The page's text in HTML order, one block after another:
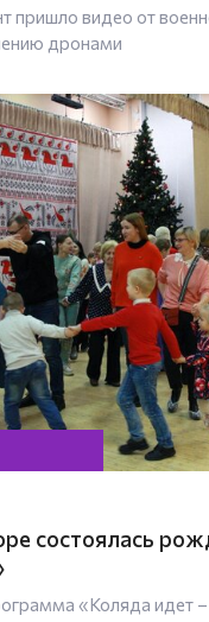
пришло видео от
дронами
состоялась
«Коляда идет